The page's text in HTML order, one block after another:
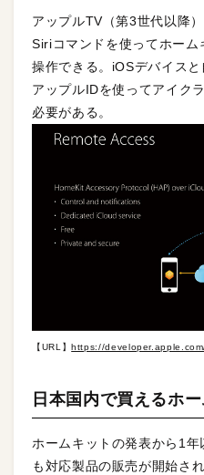
アップルTV（第3世代以降
Siriコマンドを使ってホーム
操作できる。iOSデバイス
アップルIDを使ってアイク
必要がある。
【URL】 https://
日本国内で買えるホ
ホームキットの発表から1
も対応製品の販売が開始さ